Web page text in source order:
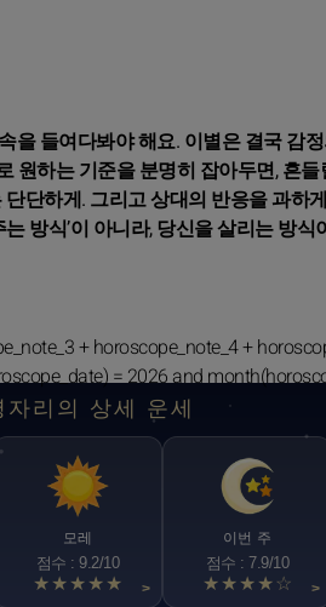
을 들여다봐야 해요. 이별은 결국 감
원하는 기준을 분명히 잡아두면, 흔
단하게. 그리고 상대의 반응을 과하
방식’이 아니라, 당신을 살리는 방
+ horoscope_note_4 +
= 2026 and
자리의 상세 운세
모레
점수 : 9.2/10
★★★★★ >
이번 주
점수 : 7.9/10
★★★★☆ >